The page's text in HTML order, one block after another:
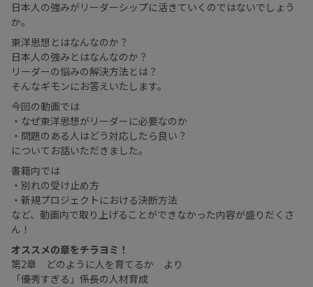
日本人の強みがリーダーシップに活きていくのではないでしょう
か。
東洋思想とはなんなのか？
日本人の強みとはなんなのか？
リーダーの悩みの解決方法とは？
そんなギモンにお答えいたします。
今回の動画では
・なぜ東洋思想がリーダーに必要なのか
・問題のある人はどう対応したら良い？
についてお話いただきました。
書籍内では
・別れの受け止め方
・新規プロジェクトにおける決断方法
など、動画内で取り上げることができなかった内容が盛りだくさ
ん！
オススメの章をチラヨミ！
第2章 どのように人を育てるか より
「優秀すぎる」係長の人材育成